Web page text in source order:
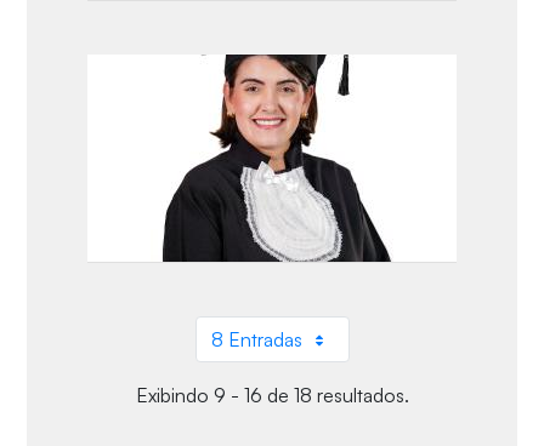
8 EntradasPor página
Exibindo 9 - 16 de 18 resultados.